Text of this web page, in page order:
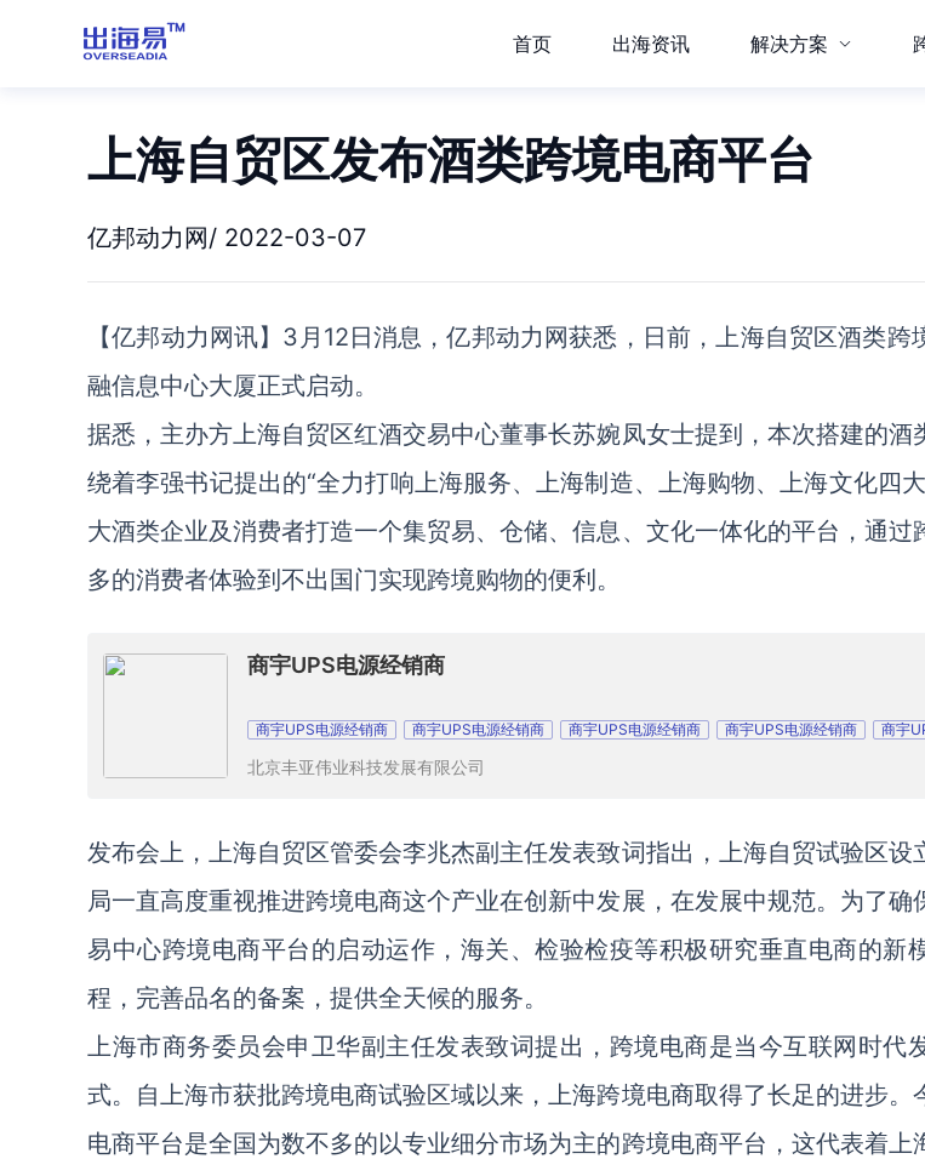
首页 出海资讯 解决方案
上海自贸区发布酒类跨境电商平台
亿邦动力网/ 2022-03-07
【亿邦动力网讯】3月12日消息，亿邦动力网获悉，日前，上海自贸区酒类跨
融信息中心大厦正式启动。
据悉，主办方上海自贸区红酒交易中心董事长苏婉凤女士提到，本次搭建的酒
绕着李强书记提出的“全力打响上海服务、上海制造、上海购物、上海文化四
大酒类企业及消费者打造一个集贸易、仓储、信息、文化一体化的平台，通过
多的消费者体验到不出国门实现跨境购物的便利。
商宇UPS电源经销商
商宇UPS电源经销商 商宇UPS电源经销商 商宇UPS电源经销商 商宇UPS电源经销商 商宇
北京丰亚伟业科技发展有限公司
发布会上，上海自贸区管委会李兆杰副主任发表致词指出，上海自贸试验区设
局一直高度重视推进跨境电商这个产业在创新中发展，在发展中规范。为了确
易中心跨境电商平台的启动运作，海关、检验检疫等积极研究垂直电商的新
程，完善品名的备案，提供全天候的服务。
上海市商务委员会申卫华副主任发表致词提出，跨境电商是当今互联网时代
式。自上海市获批跨境电商试验区域以来，上海跨境电商取得了长足的进步。
电商平台是全国为数不多的以专业细分市场为主的跨境电商平台，这代表着上